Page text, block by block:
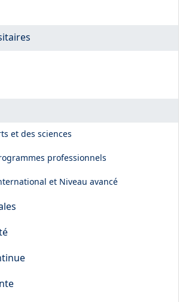
et des sciences
professionnels
et Niveau avancé